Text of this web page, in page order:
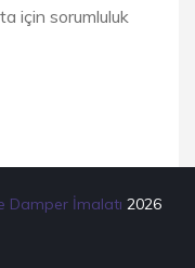
için sorumluluk
Damper İmalatı 2026